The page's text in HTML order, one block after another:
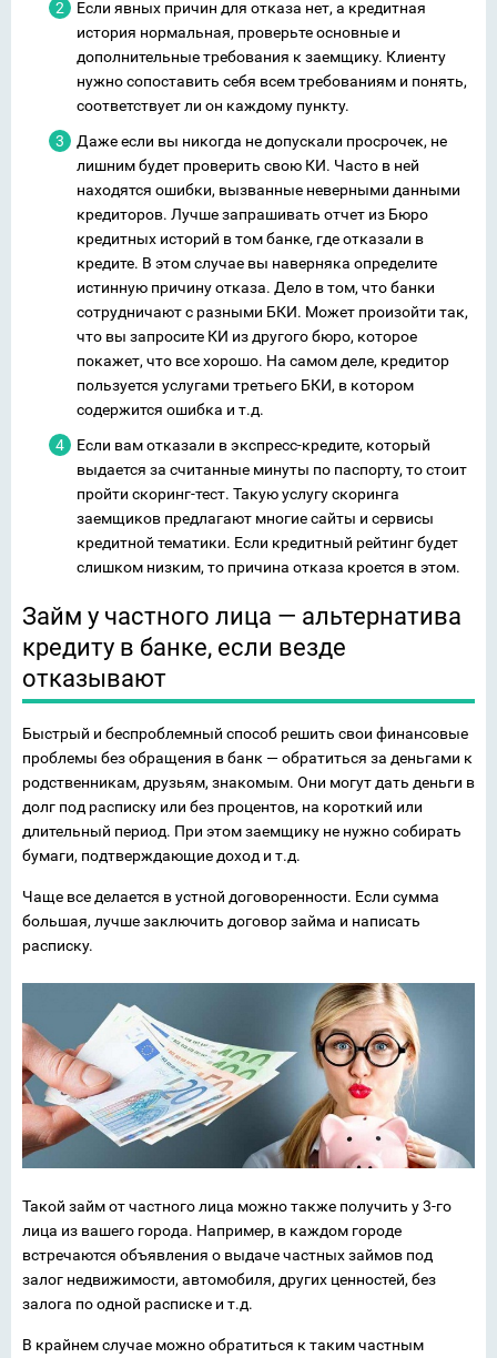
Если явных причин для отказа нет, а кредитная
история нормальная, проверьте основные и
дополнительные требования к заемщику. Клиенту
нужно сопоставить себя всем требованиям и понять,
соответствует ли он каждому пункту.
Даже если вы никогда не допускали просрочек, не
лишним будет проверить свою КИ. Часто в ней
находятся ошибки, вызванные неверными данными
кредиторов. Лучше запрашивать отчет из Бюро
кредитных историй в том банке, где отказали в
кредите. В этом случае вы наверняка определите
истинную причину отказа. Дело в том, что банки
сотрудничают с разными БКИ. Может произойти так,
что вы запросите КИ из другого бюро, которое
покажет, что все хорошо. На самом деле, кредитор
пользуется услугами третьего БКИ, в котором
содержится ошибка и т.д.
Если вам отказали в экспресс-кредите, который
выдается за считанные минуты по паспорту, то стоит
пройти скоринг-тест. Такую услугу скоринга
заемщиков предлагают многие сайты и сервисы
кредитной тематики. Если кредитный рейтинг будет
слишком низким, то причина отказа кроется в этом.
Займ у частного лица — альтернатива
кредиту в банке, если везде
отказывают
Быстрый и беспроблемный способ решить свои финансовые
проблемы без обращения в банк — обратиться за деньгами к
родственникам, друзьям, знакомым. Они могут дать деньги в
долг под расписку или без процентов, на короткий или
длительный период. При этом заемщику не нужно собирать
бумаги, подтверждающие доход и т.д.
Чаще все делается в устной договоренности. Если сумма
большая, лучше заключить договор займа и написать
расписку.
Такой займ от частного лица можно также получить у 3-го
лица из вашего города. Например, в каждом городе
встречаются объявления о выдаче частных займов под
залог недвижимости, автомобиля, других ценностей, без
залога по одной расписке и т.д.
В крайнем случае можно обратиться к таким частным